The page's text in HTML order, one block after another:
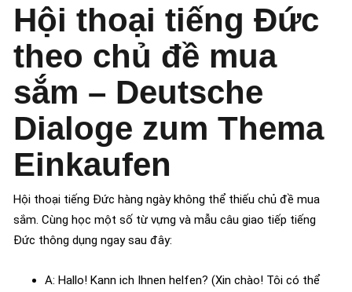
Hội thoại tiếng Đức
theo chủ đề mua
sắm – Deutsche
Dialoge zum Thema
Einkaufen
Hội thoại tiếng Đức hàng ngày không thể thiếu chủ đề mua
sắm. Cùng học một số từ vựng và mẫu câu giao tiếp tiếng
Đức thông dụng ngay sau đây:
A: Hallo! Kann ich Ihnen helfen? (Xin chào! Tôi có thể